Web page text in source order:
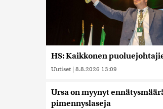
HS: Kaikkonen
Uutiset | 8.8.2026 13:09
Ursa on myynyt
pimennyslaseja